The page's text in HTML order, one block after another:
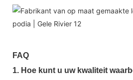
FAQ
1. Hoe kunt u uw kwaliteit